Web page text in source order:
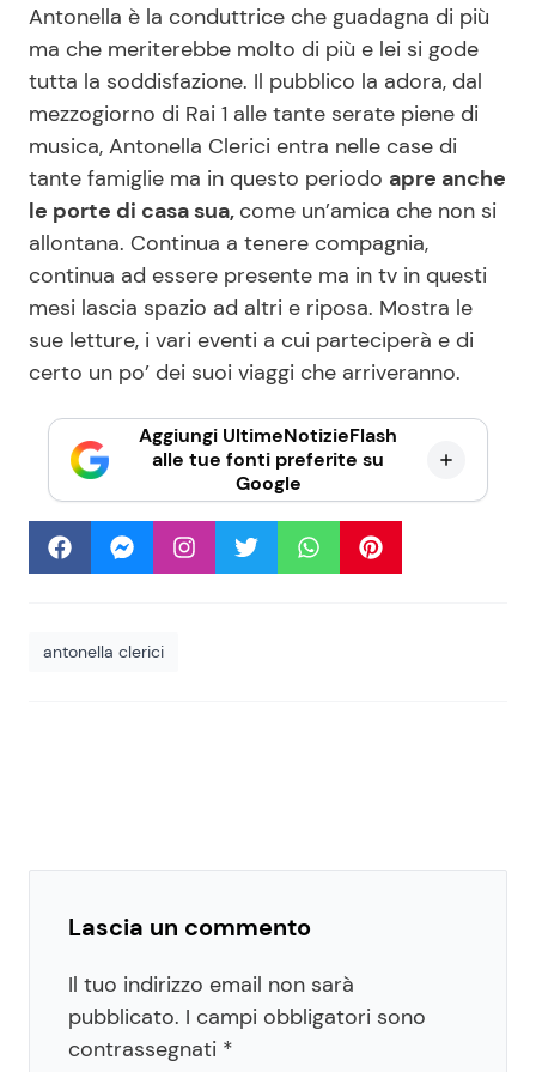
Antonella è la conduttrice che guadagna di più
ma che meriterebbe molto di più e lei si gode
tutta la soddisfazione. Il pubblico la adora, dal
mezzogiorno di Rai 1 alle tante serate piene di
musica, Antonella Clerici entra nelle case di
tante famiglie ma in questo periodo apre anche
le porte di casa sua, come un’amica che non si
allontana. Continua a tenere compagnia,
continua ad essere presente ma in tv in questi
mesi lascia spazio ad altri e riposa. Mostra le
sue letture, i vari eventi a cui parteciperà e di
certo un po’ dei suoi viaggi che arriveranno.
Aggiungi UltimeNotizieFlash
alle tue fonti preferite su
Google
antonella clerici
Lascia un commento
Il tuo indirizzo email non sarà
pubblicato. I campi obbligatori sono
contrassegnati *